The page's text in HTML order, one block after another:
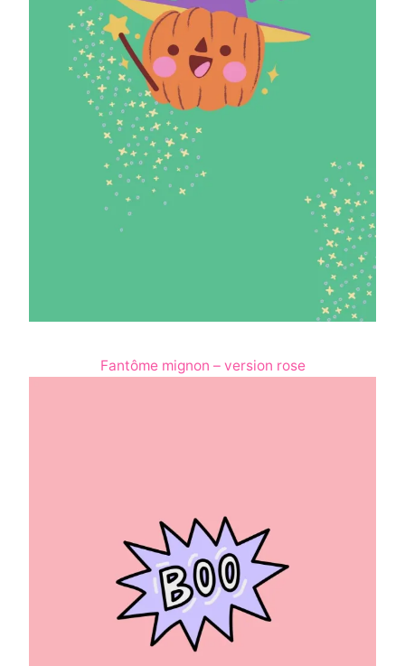
Fantôme mignon – version rose